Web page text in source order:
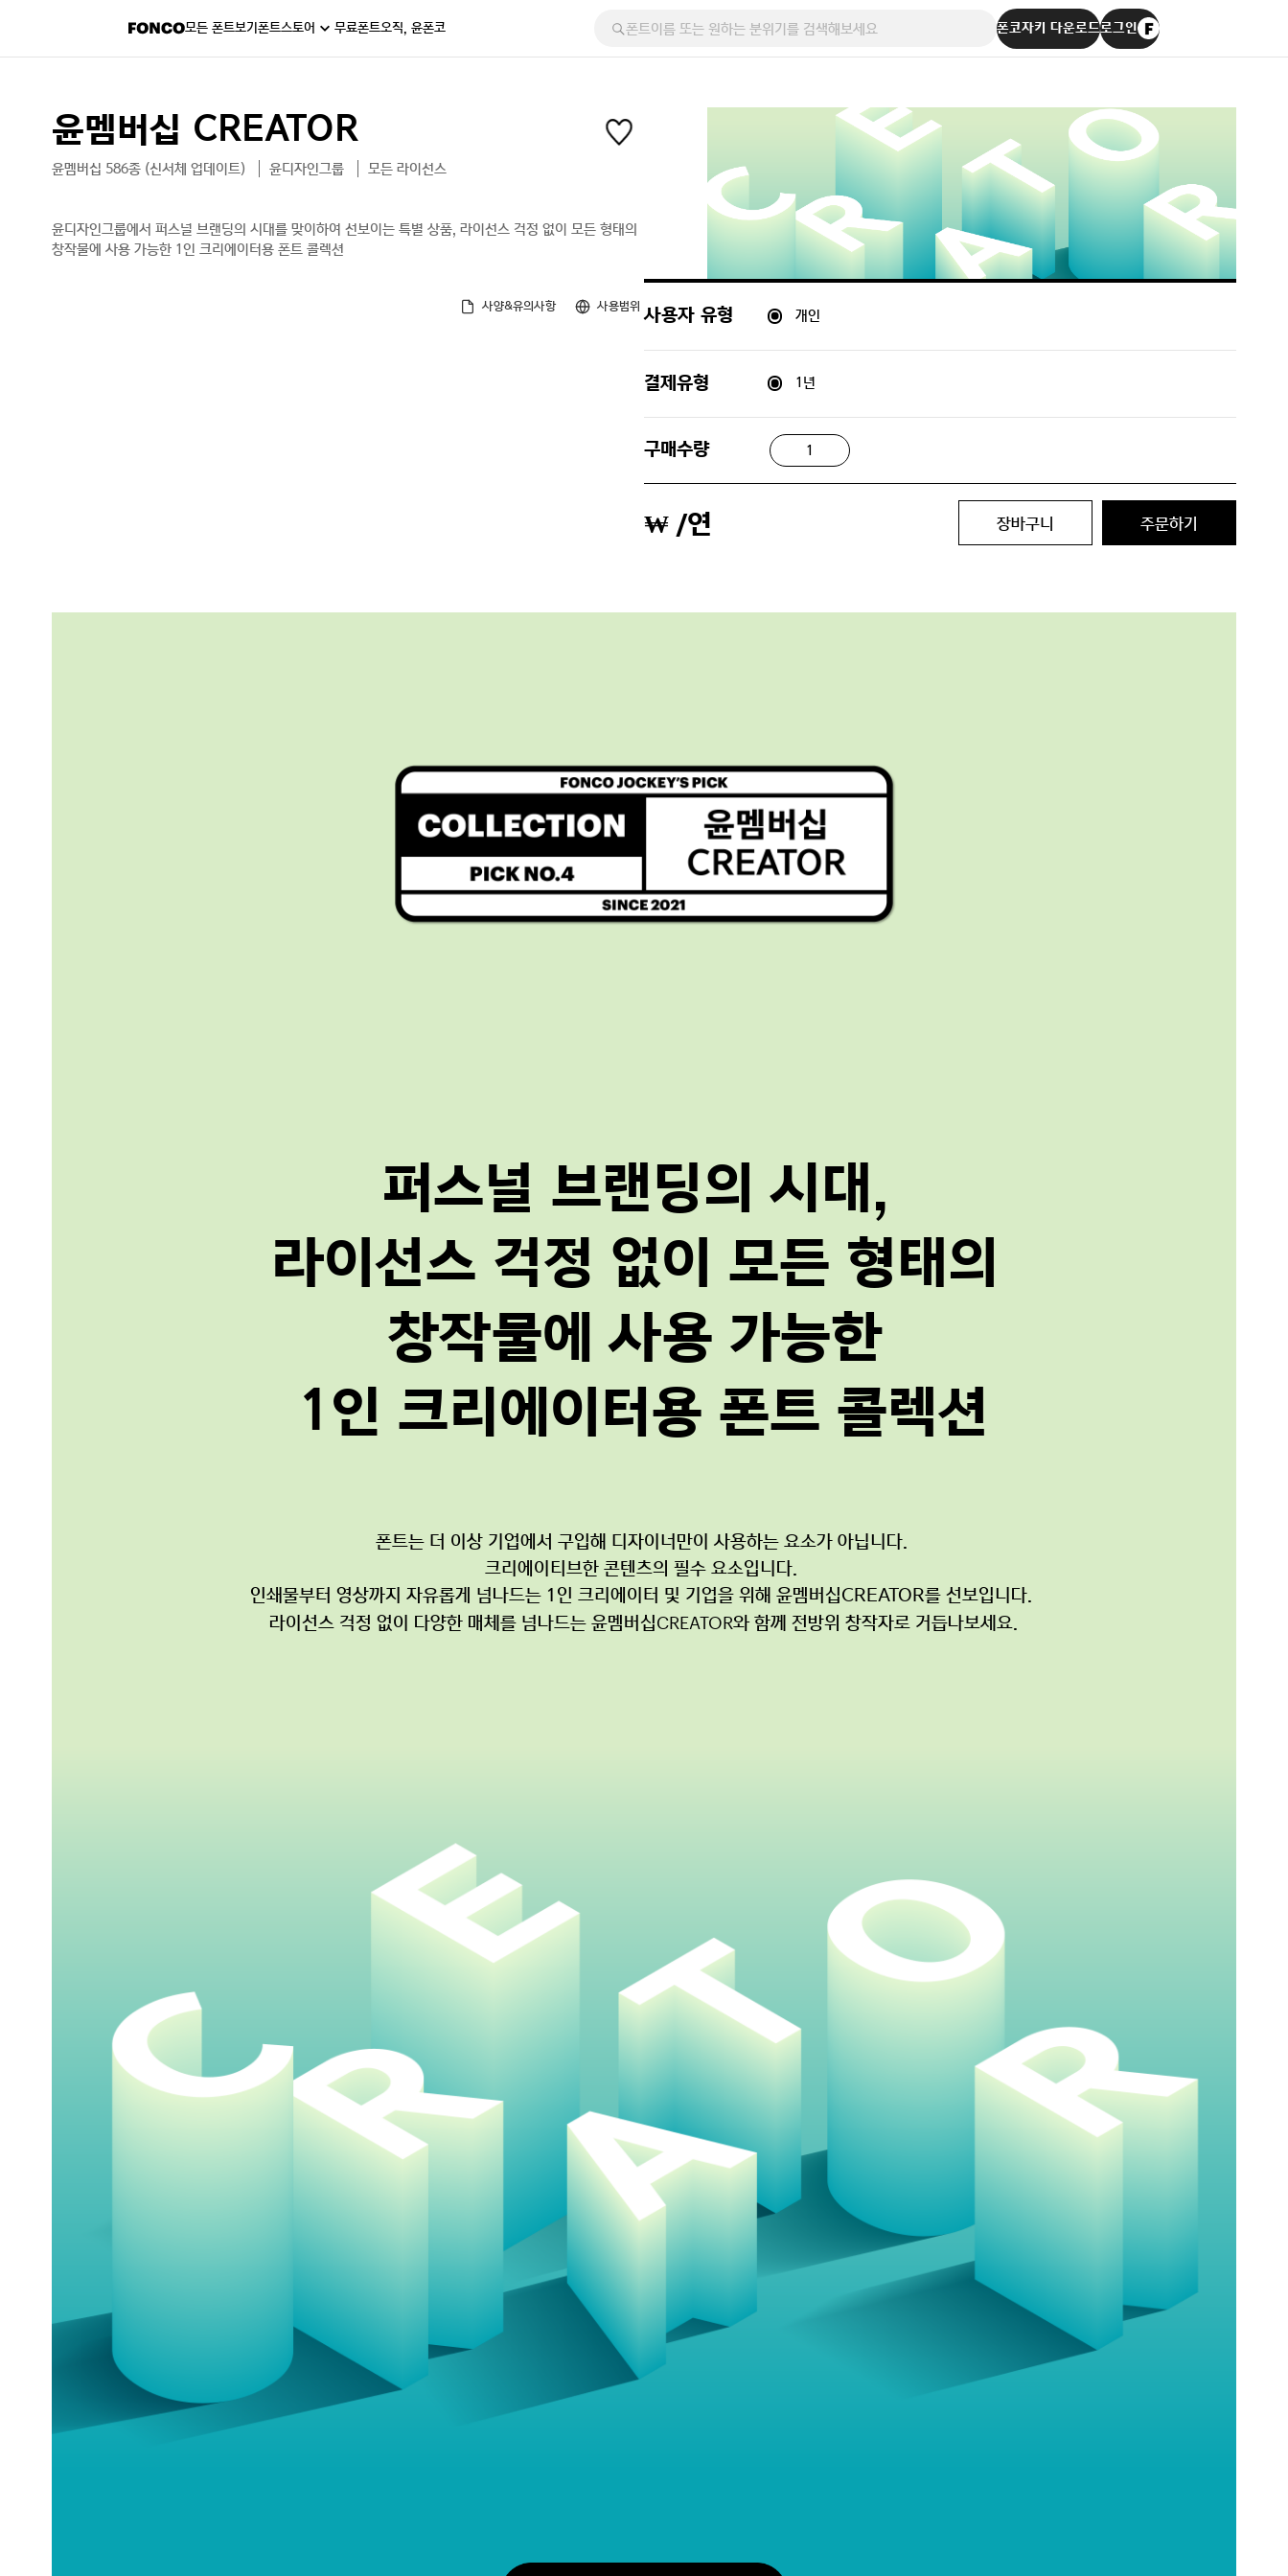
모든 폰트보기폰트스토어 무료폰트오직, 윤폰코 폰코자키 다운로드로그인
윤멤버십 CREATOR
윤멤버십 586종 (신서체 업데이트) 윤디자인그룹 모든 라이선스
윤디자인그룹에서 퍼스널 브랜딩의 시대를 맞이하여 선보이는 특별 상품, 라이선스 걱정 없이 모든 형태의
창작물에 사용 가능한 1인 크리에이터용 폰트 콜렉션
사양&유의사항 사용범위
사용자 유형 개인
결제유형 1년
구매수량
₩ /연 장바구니 주문하기
퍼스널 브랜딩의 시대,
라이선스 걱정 없이 모든 형태의
창작물에 사용 가능한
1인 크리에이터용 폰트 콜렉션
폰트는 더 이상 기업에서 구입해 디자이너만이 사용하는 요소가 아닙니다.
크리에이티브한 콘텐츠의 필수 요소입니다.
인쇄물부터 영상까지 자유롭게 넘나드는 1인 크리에이터 및 기업을 위해 윤멤버십CREATOR를 선보입니다.
라이선스 걱정 없이 다양한 매체를 넘나드는 윤멤버십CREATOR와 함께 전방위 창작자로 거듭나보세요.